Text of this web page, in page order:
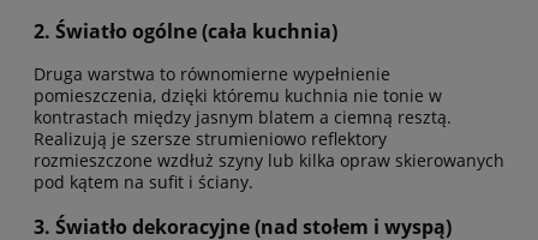
2. Światło ogólne (cała kuchnia)
Druga warstwa to równomierne wypełnienie
pomieszczenia, dzięki któremu kuchnia nie tonie w
kontrastach między jasnym blatem a ciemną resztą.
Realizują je szersze strumieniowo reflektory
rozmieszczone wzdłuż szyny lub kilka opraw skierowanych
pod kątem na sufit i ściany.
3. Światło dekoracyjne (nad stołem i wyspą)